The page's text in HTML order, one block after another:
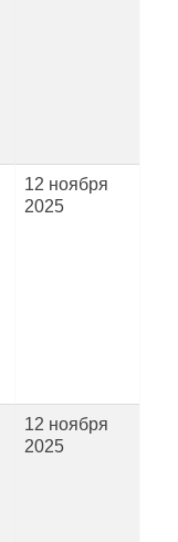
12 ноября
2025
12 ноября
2025